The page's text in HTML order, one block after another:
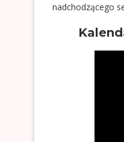
nadchodzącego